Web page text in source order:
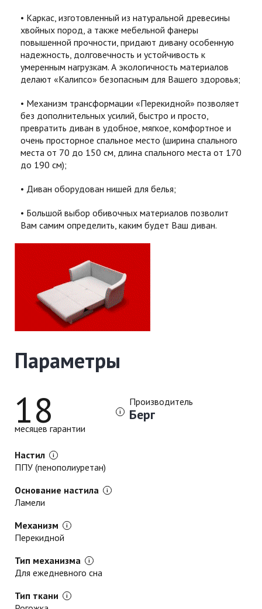
Каркас, изготовленный из натуральной древесины
хвойных пород, а также мебельной фанеры
повышенной прочности, придают дивану особенную
надежность, долговечность и устойчивость к
умеренным нагрузкам. А экологичность материалов
делают «Калипсо» безопасным для Вашего здоровья;
Механизм трансформации «Перекидной» позволяет
без дополнительных усилий, быстро и просто,
превратить диван в удобное, мягкое, комфортное и
очень просторное спальное место (ширина спального
места от 70 до 150 см, длина спального места от 170
до 190 см);
Диван оборудован нишей для белья;
Большой выбор обивочных материалов позволит
Вам самим определить, каким будет Ваш диван.
Параметры
Настил
ППУ (пенополиуретан)
Основание настила
Ламели
Механизм
Перекидной
Тип механизма
Для ежедневного сна
Тип ткани
Производитель
Берг
18
месяцев гарантии